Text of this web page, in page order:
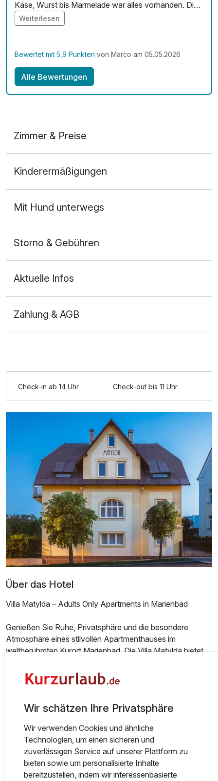
Käse, Wurst bis Marmelade war alles vorhanden. Die
Zimmerausstattung ist mehr als ausreichend.
Frühstücken auf dem Balkon in der Sonne war
unkompliziert. Die integrierte Sauna haben wir leider
auf!
Weiterlesen
Bewertet mit 5,9 Punkten von Marco am 05.05.2026
Alle Bewertungen
Zimmer & Preise
2 Erwachsene
Zusatznächte
Für 4 Tage p.P. ab159,08 €
Appartement Komfort
2 Erwachsene
Ausstattung
Zusatznächte
Für 4 Tage p.P. ab174,83 €
Appartement Premium
Kinderermäßigungen
Mit Hund unterwegs
Storno & Gebühren
Aktuelle Infos
Zahlung & AGB
Check-in ab 14 Uhr Check-out bis 11 Uhr
Über das Hotel
Villa Matylda – Adults Only Apartments in Marienbad
Genießen Sie Ruhe, Privatsphäre und die besondere
Atmosphäre eines stilvollen Apartmenthauses im
weltberühmten Kurort Marienbad. Die Villa Matylda bietet
eingerichteter Küche, separatem Wohnbereich und
komfortablem Schlafzimmer – ideal für Gäste, die
Aufenthalts verbinden möchten.
gepflegter Garten mit Sitzmöglichkeiten, kostenfreie
Parkplätze sowie die ruhige Lage in unmittelbarer Nähe der
Natur und der berühmten Heilquellen von Marienbad.
Gäste können zudem ausgewählte Wellness- und Spa-
Angebote des Spa & Wellness Hotels Silva nutzen.
Wir schätzen Ihre Privatsphäre
Wir verwenden Cookies und ähnliche
Technologien, um einen sicheren und
zuverlässigen Service auf unserer Plattform zu
bieten sowie um personalisierte Inhalte
bereitzustellen, indem wir interessenbasierte